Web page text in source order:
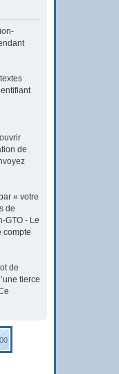
de
« votre
de
GTO - Le
compte
de
tierce